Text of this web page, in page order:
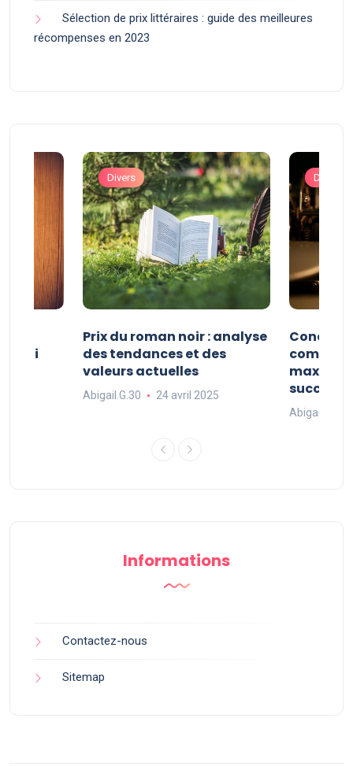
Sélection de prix littéraires : guide des meilleures
récompenses en 2023
qui
Divers
Prix du roman noir : analyse
des tendances et des
valeurs actuelles
Abigail.G.30 24 avril 2025
Divers
succès
Abigail.G.30
Informations
Contactez-nous
Sitemap